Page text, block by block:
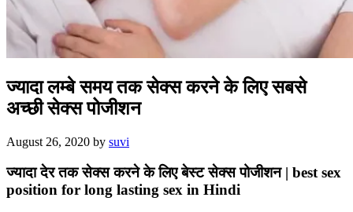
ज्यादा लम्बे समय तक सेक्स करने के लिए सबसे
अच्छी सेक्स पोजीशन
August 26, 2020 by suvi
ज्यादा देर तक सेक्स करने के लिए बेस्ट सेक्स पोजीशन | best sex
position for long lasting sex in Hindi